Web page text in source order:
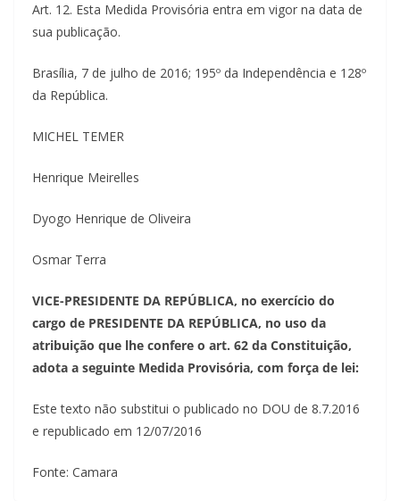
Art. 12. Esta Medida Provisória entra em vigor na data de
sua publicação.
Brasília, 7 de julho de 2016; 195º da Independência e 128º
da República.
MICHEL TEMER
Henrique Meirelles
Dyogo Henrique de Oliveira
Osmar Terra
VICE-PRESIDENTE DA REPÚBLICA, no exercício do
cargo de PRESIDENTE DA REPÚBLICA, no uso da
atribuição que lhe confere o art. 62 da Constituição,
adota a seguinte Medida Provisória, com força de lei:
Este texto não substitui o publicado no DOU de 8.7.2016
e republicado em 12/07/2016
Fonte: Camara